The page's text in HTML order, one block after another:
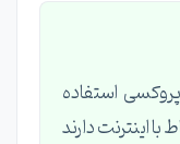
پروکسی استفاده
اینترنت دارند